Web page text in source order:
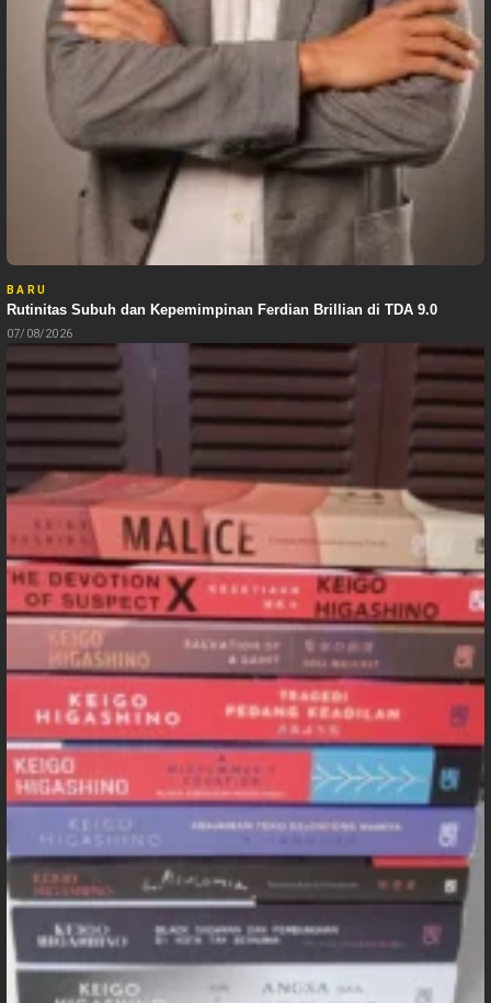
BARU
Rutinitas Subuh dan Kepemimpinan Ferdian Brillian di TDA 9.0
07/08/2026